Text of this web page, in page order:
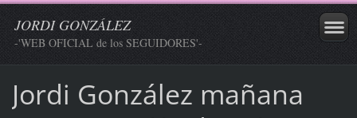
JORDI GONZÁLEZ
-'WEB OFICIAL de los SEGUIDORES'-
Jordi González mañana